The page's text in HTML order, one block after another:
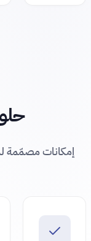
إمكانات مصمّمة